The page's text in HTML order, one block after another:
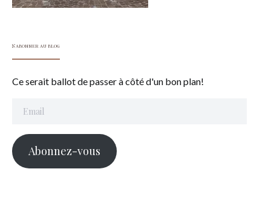
S'abonner au blog
Ce serait ballot de passer à côté d'un bon plan!
Abonnez-vous